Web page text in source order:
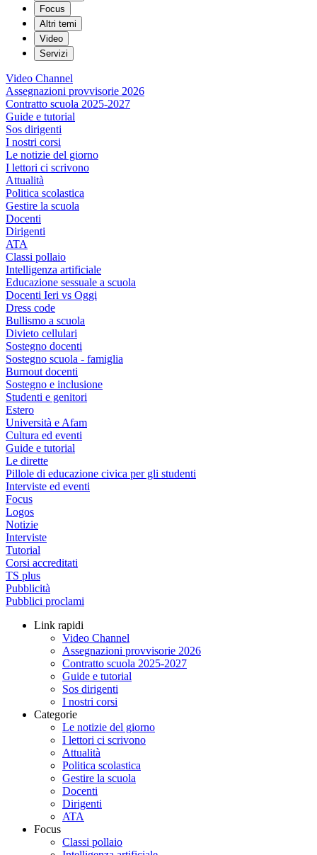
Focus
Altri temi
Video
Servizi
Video Channel
Assegnazioni provvisorie 2026
Contratto scuola 2025-2027
Guide e tutorial
Sos dirigenti
I nostri corsi
Le notizie del giorno
I lettori ci scrivono
Attualità
Politica scolastica
Gestire la scuola
Docenti
Dirigenti
ATA
Classi pollaio
Intelligenza artificiale
Educazione sessuale a scuola
Docenti Ieri vs Oggi
Dress code
Bullismo a scuola
Divieto cellulari
Sostegno docenti
Sostegno scuola - famiglia
Burnout docenti
Sostegno e inclusione
Studenti e genitori
Estero
Università e Afam
Cultura ed eventi
Guide e tutorial
Le dirette
Pillole di educazione civica per gli studenti
Interviste ed eventi
Focus
Logos
Notizie
Interviste
Tutorial
Corsi accreditati
TS plus
Pubblicità
Pubblici proclami
Link rapidi
Video Channel
Assegnazioni provvisorie 2026
Contratto scuola 2025-2027
Guide e tutorial
Sos dirigenti
I nostri corsi
Categorie
Le notizie del giorno
I lettori ci scrivono
Attualità
Politica scolastica
Gestire la scuola
Docenti
Dirigenti
ATA
Focus
Classi pollaio